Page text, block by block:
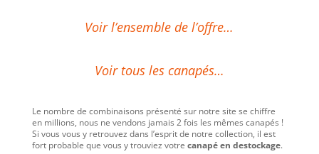
Voir l’ensemble de l’offre…
Voir tous les canapés…
Le nombre de combinaisons présenté sur notre site se chiffre
en millions, nous ne vendons jamais 2 fois les mêmes canapés !
Si vous vous y retrouvez dans l’esprit de notre collection, il est
fort probable que vous y trouviez votre canapé en destockage.